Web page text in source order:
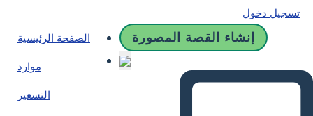
تسجيل دخول
الصفحة الرئيسية
موارد
التسعير
إنشاء القصة المصورة